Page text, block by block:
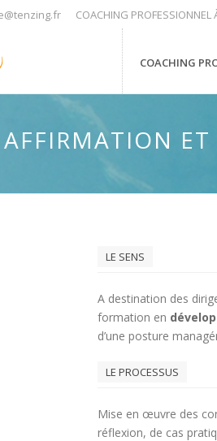
COACHING PROFESSIONNEL
COACHING
LE SENS
A destination des
formation en
d’une posture
LE PROCESSUS
Mise en œuvre des
réflexion, de cas